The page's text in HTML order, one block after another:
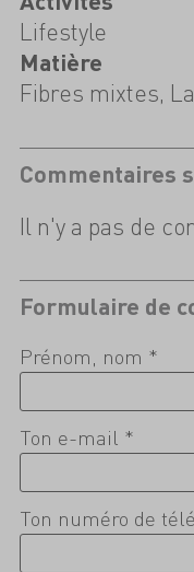
Lifestyle
Matière
Fibres mixtes,
Commentaires
Il n'y a pas de
Formulaire de
Prénom, nom *
Ton e-mail *
Ton numéro de